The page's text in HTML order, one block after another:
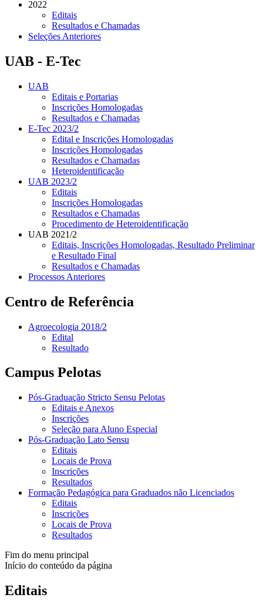
2022
Editais
Resultados e Chamadas
Seleções Anteriores
UAB - E-Tec
UAB
Editais e Portarias
Inscrições Homologadas
Resultados e Chamadas
E-Tec 2023/2
Edital e Inscrições Homologadas
Inscrições Homologadas
Resultados e Chamadas
Heteroidentificação
UAB 2023/2
Editais
Inscrições Homologadas
Resultados e Chamadas
Procedimento de Heteroidentificação
UAB 2021/2
Editais, Inscrições Homologadas, Resultado Preliminar
e Resultado Final
Resultados e Chamadas
Processos Anteriores
Centro de Referência
Agroecologia 2018/2
Edital
Resultado
Campus Pelotas
Pós-Graduação Stricto Sensu Pelotas
Editais e Anexos
Inscrições
Seleção para Aluno Especial
Pós-Graduação Lato Sensu
Editais
Locais de Prova
Inscrições
Resultados
Formação Pedagógica para Graduados não Licenciados
Editais
Inscrições
Locais de Prova
Resultados
Fim do menu principal
Início do conteúdo da página
Editais